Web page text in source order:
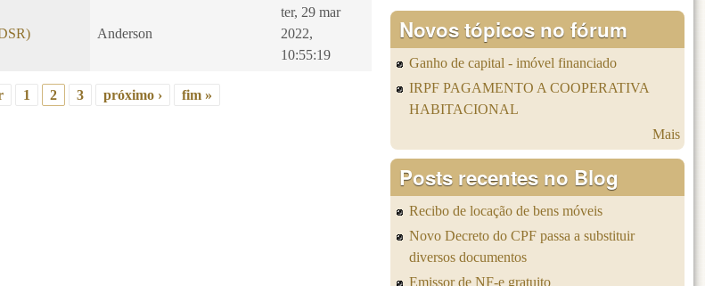
Anderson
ter, 29 mar
2022,
10:55:19
1 2 3 próximo › fim »
Novos tópicos no fórum
Ganho de capital - imóvel financiado
IRPF PAGAMENTO A COOPERATIVA
HABITACIONAL
Mais
Posts recentes no Blog
Recibo de locação de bens móveis
Novo Decreto do CPF passa a substituir
diversos documentos
Emissor de NF-e gratuito